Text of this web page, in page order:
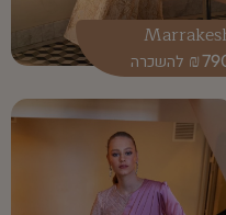
₪